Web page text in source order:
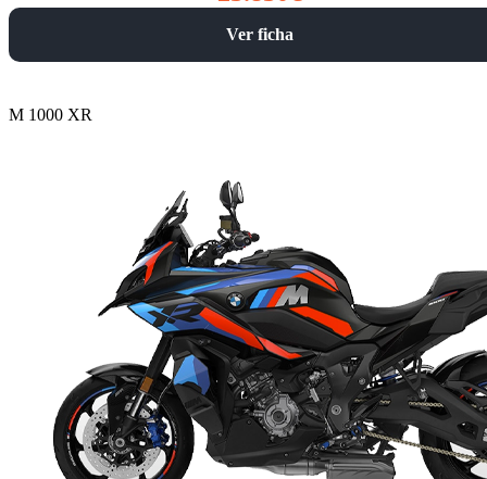
Ver ficha
M 1000 XR